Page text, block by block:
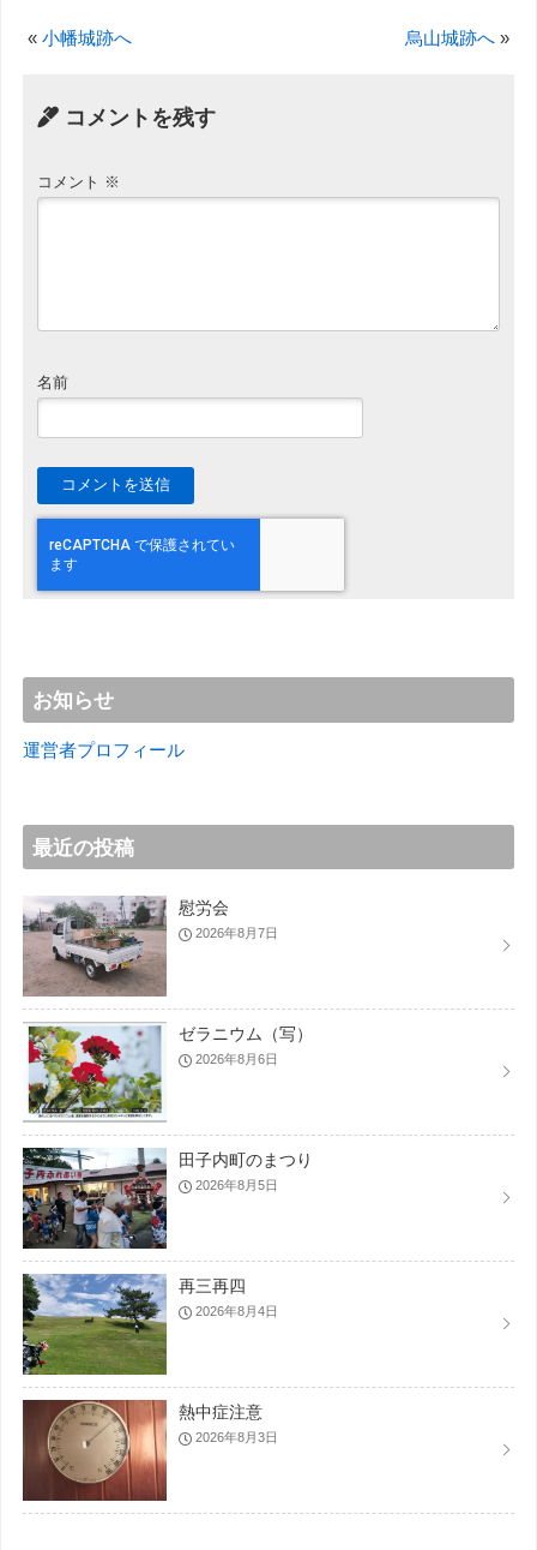
« 小幡城跡へ 烏山城跡へ »
コメントを残す
コメント ※
名前
お知らせ
運営者プロフィール
最近の投稿
慰労会
2026年8月7日
ゼラニウム（写）
2026年8月6日
田子内町のまつり
2026年8月5日
再三再四
2026年8月4日
熱中症注意
2026年8月3日